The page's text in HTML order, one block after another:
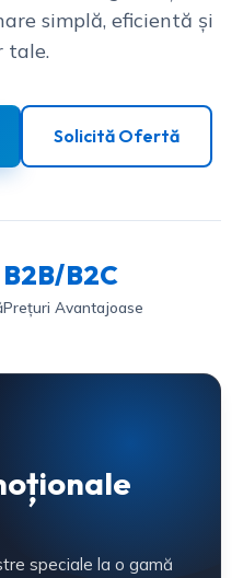
simplă, eficientă și
tale.
Solicită Ofertă
B2B/B2C
Prețuri Avantajoase
speciale la o gamă